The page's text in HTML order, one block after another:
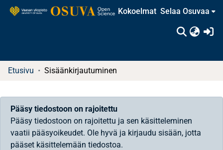
Kokoelmat Selaa Osuvaa
Etusivu Sisäänkirjautuminen
Pääsy tiedostoon on rajoitettu
Pääsy tiedostoon on rajoitettu ja sen käsitteleminen
vaatii pääsyoikeudet. Ole hyvä ja kirjaudu sisään, jotta
pääset käsittelemään tiedostoa.